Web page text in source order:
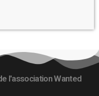
l'association Wanted